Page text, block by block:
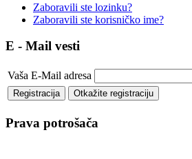
Zaboravili ste lozinku?
Zaboravili ste korisničko ime?
E - Mail vesti
Vaša E-Mail adresa
Prava potrošača